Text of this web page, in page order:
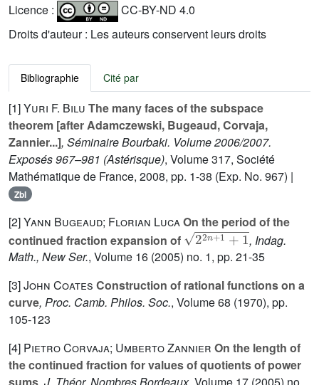
Licence :
CC-BY-ND 4.0
Droits d'auteur : Les auteurs conservent leurs droits
Bibliographie Cité par
[1]Yuri F. Bilu The many faces of the subspace
theorem [after Adamczewski, Bugeaud, Corvaja,
Zannier...], Séminaire Bourbaki. Volume 2006/2007.
Exposés 967–981 (Astérisque), Volume 317, Société
Mathématique de France, 2008, pp. 1-38 (Exp. No. 967) |
Zbl
[2]Yann Bugeaud; Florian Luca On the period of the
continued fraction expansion of
22n+1+1
, Indag.
Math., New Ser., Volume 16 (2005) no. 1, pp. 21-35
[3]John Coates Construction of rational functions on a
curve, Proc. Camb. Philos. Soc., Volume 68 (1970), pp.
105-123
[4] Pietro Corvaja; Umberto Zannier On the length of
the continued fraction for values of quotients of power